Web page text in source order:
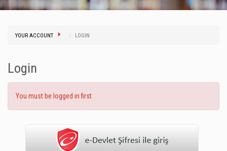
YOUR ACCOUNT LOGIN
Login
You must be logged in first